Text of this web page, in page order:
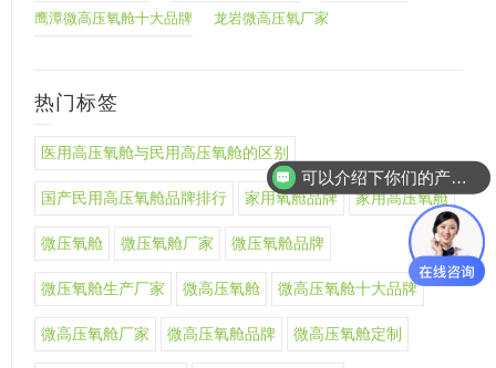
鹰潭微高压氧舱十大品牌 龙岩微高压氧厂家
热门标签
医用高压氧舱与民用高压氧舱的区别
国产民用高压氧舱品牌排行 家用氧舱品牌 家用高压氧舱
微压氧舱 微压氧舱厂家 微压氧舱品牌
微压氧舱生产厂家 微高压氧舱 微高压氧舱十大品牌
微高压氧舱厂家 微高压氧舱品牌 微高压氧舱定制
可以介绍下你们的产品么